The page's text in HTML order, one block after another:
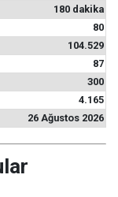
180 dakika
80
104.529
87
300
4.165
26 Ağustos 2026